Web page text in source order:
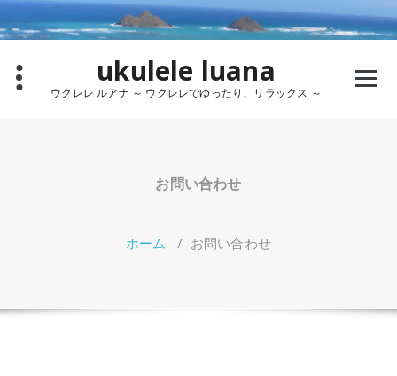
コ
ン
テ
ukulele luana
ウクレレ ルアナ ～ ウクレレでゆったり、リラックス ～
お問い合わせ
ホーム / お問い合わせ